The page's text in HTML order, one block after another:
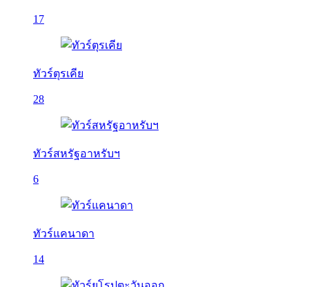
17
ทัวร์ตุรเคีย
28
ทัวร์สหรัฐอาหรับฯ
6
ทัวร์แคนาดา
14